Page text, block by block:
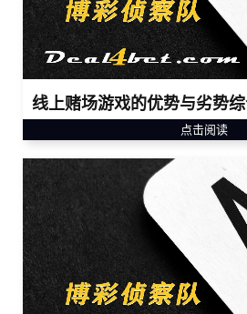
线上赌场游戏的优势与劣势
点击阅读